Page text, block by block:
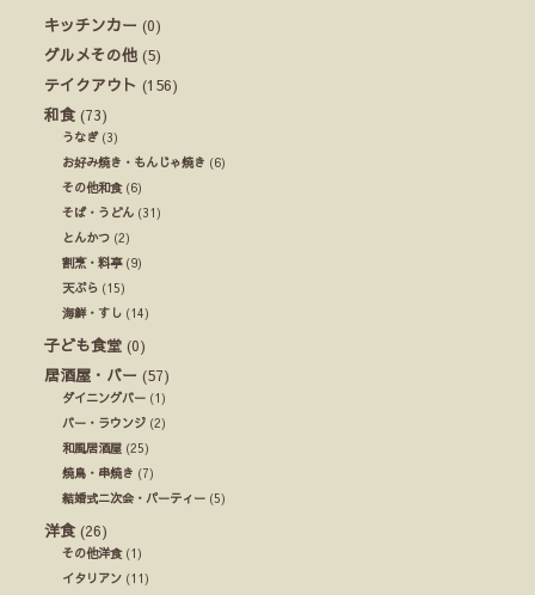
キッチンカー (0)
グルメその他 (5)
テイクアウト (156)
和食 (73)
うなぎ(3)
お好み焼き・もんじゃ焼き (6)
その他和食(6)
そば・うどん (31)
とんかつ (2)
割烹・料亭(9)
天ぷら (15)
海鮮・すし (14)
子ども食堂 (0)
居酒屋・バー (57)
ダイニングバー (1)
バー・ラウンジ (2)
和風居酒屋 (25)
焼鳥・串焼き (7)
結婚式ニ次会・パーティー (5)
洋食 (26)
その他洋食(1)
イタリアン (11)